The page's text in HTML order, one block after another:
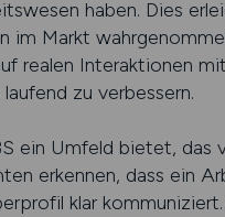
haben. Dies
im Markt
realen Interaktionen
zu verbessern.
ein Umfeld bietet, das
erkennen, dass ein
klar